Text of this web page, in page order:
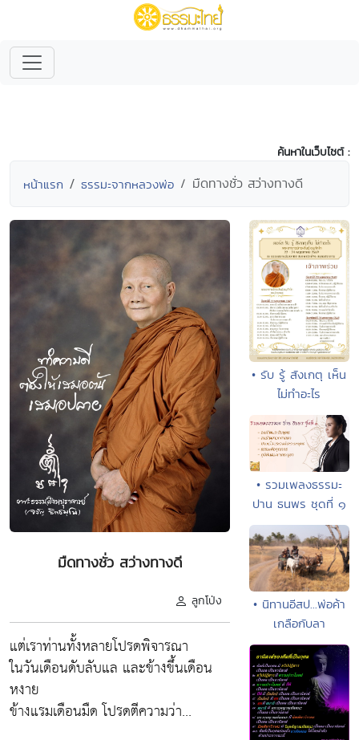
ค้นหาในเว็บไซต์ :
หน้าแรก ธรรมะจากหลวงพ่อ มืดทางชั่ว สว่างทางดี
มืดทางชั่ว สว่างทางดี
ลูกโป่ง
แต่เราท่านทั้งหลายโปรดพิจารณา
ในวันเดือนดับลับแล และข้างขึ้นเดือน
หงาย
ข้างแรมเดือนมืด โปรดตีความว่า...
• รับ รู้ สังเกตุ เห็น
ไม่ทำอะไร
• รวมเพลงธรรมะ
ปาน ธนพร ชุดที่ ๑
• นิทานอีสป...พ่อค้า
เกลือกับลา